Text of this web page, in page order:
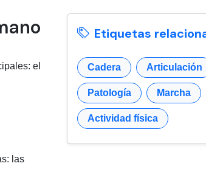
el
las
Etiquetas
Cadera Articulación
Patología Marcha
Actividad física